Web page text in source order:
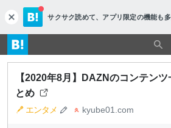
c
l
o
s
e
サクサク読めて、 アプリ限定の機能も多
【2020年8月】DAZNのコンテン
とめ
エンタメ kyube01.com